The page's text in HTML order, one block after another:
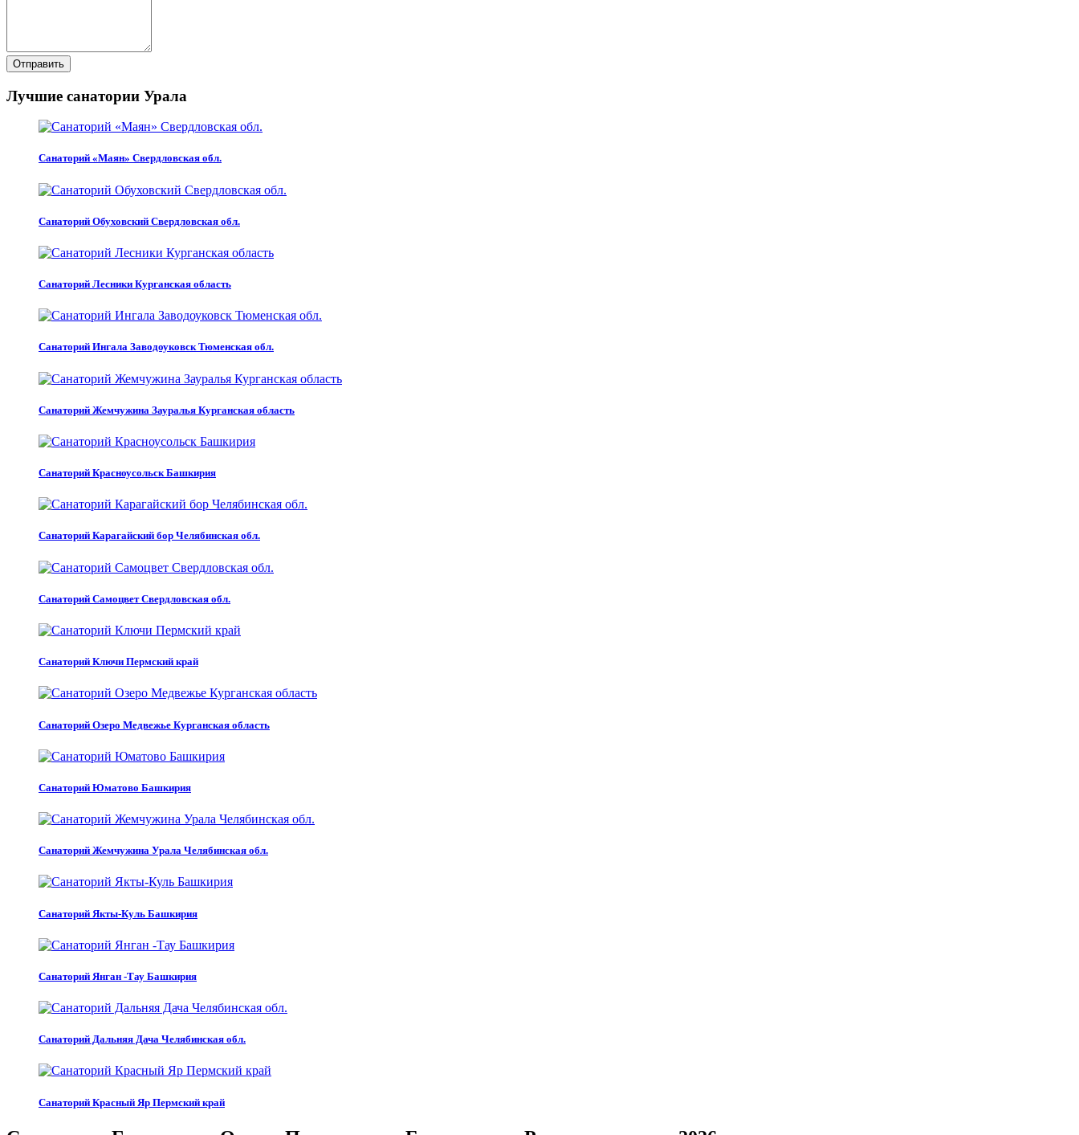
Отправить
Лучшие санатории Урала
Санаторий «Маян» Свердловская обл.
Санаторий Обуховский Свердловская обл.
Санаторий Лесники Курганская область
Санаторий Ингала Заводоуковск Тюменская обл.
Санаторий Жемчужина Зауралья Курганская область
Санаторий Красноусольск Башкирия
Санаторий Карагайский бор Челябинская обл.
Санаторий Самоцвет Свердловская обл.
Санаторий Ключи Пермский край
Санаторий Озеро Медвежье Курганская область
Санаторий Юматово Башкирия
Санаторий Жемчужина Урала Челябинская обл.
Санаторий Якты-Куль Башкирия
Санаторий Янган -Тау Башкирия
Санаторий Дальняя Дача Челябинская обл.
Санаторий Красный Яр Пермский край